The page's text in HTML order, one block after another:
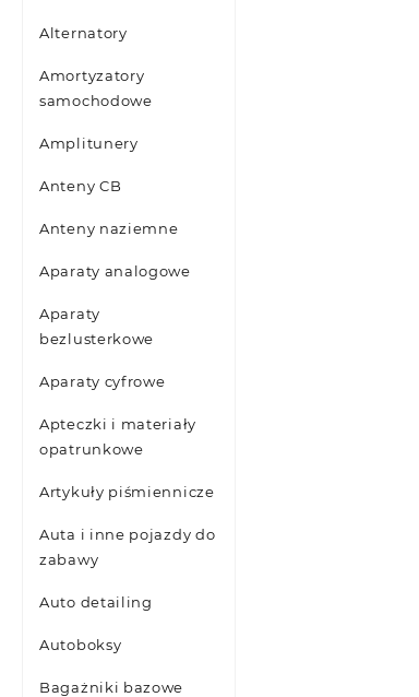
Alternatory
Amortyzatory
samochodowe
Amplitunery
Anteny CB
Anteny naziemne
Aparaty analogowe
Aparaty
bezlusterkowe
Aparaty cyfrowe
Apteczki i materiały
opatrunkowe
Artykuły piśmiennicze
Auta i inne pojazdy do
zabawy
Auto detailing
Autoboksy
Bagażniki bazowe